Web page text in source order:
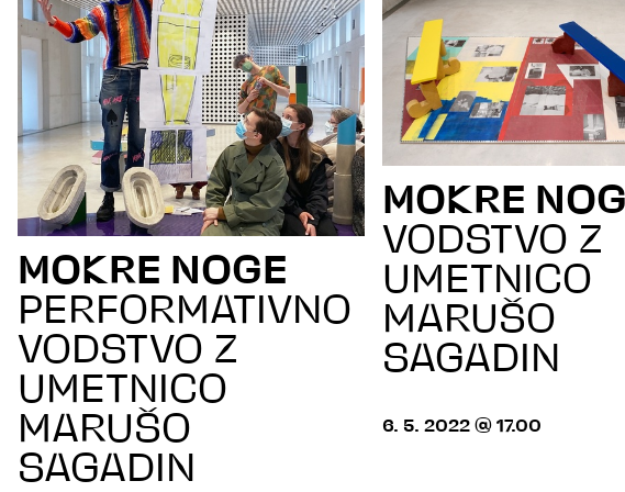
MOKRE NOGE
PERFORMATIVNO
VODSTVO Z
UMETNICO
MARUŠO
SAGADIN
MOKRE
VODSTVO Z
UMETNICO
MARUŠO
SAGADIN
6. 5. 2022 @ 17.00